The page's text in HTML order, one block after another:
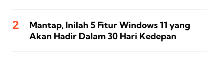
Mantap, Inilah 5 Fitur Windows 11 yang
Akan Hadir Dalam 30 Hari Kedepan